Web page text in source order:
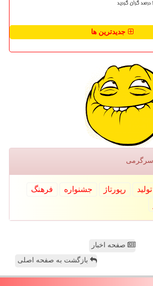
جدیدترین ها
سرگرمی
تولید رپورتاژ جشنواره
فرهنگ
صفحه اخبار
بازگشت به صفحه اصلی